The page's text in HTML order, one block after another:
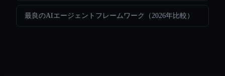
最良のAIエージェントフレームワーク（2026年比較）